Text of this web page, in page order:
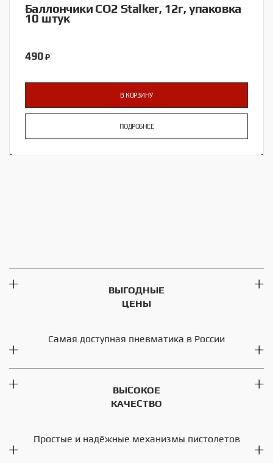
Баллончики CO2 Stalker, 12г, упаковка
10 штук
490 ₽
В КОРЗИНУ
ПОДРОБНЕЕ
ВЫГОДНЫЕ
ЦЕНЫ
Самая доступная пневматика в России
ВЫСОКОЕ
КАЧЕСТВО
Простые и надёжные механизмы пистолетов